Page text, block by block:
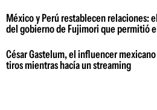
México y Perú restablecen relaciones:
del gobierno de Fujimori que permitió
César Gastelum, el influencer
tiros mientras hacía un streaming